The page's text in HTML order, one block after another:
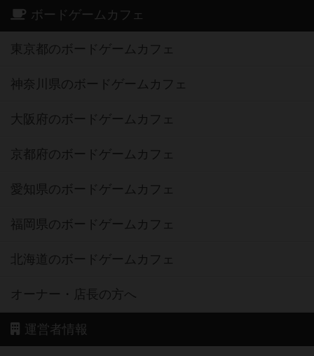
ボードゲームカフェ
東京都のボードゲームカフェ
神奈川県のボードゲームカフェ
大阪府のボードゲームカフェ
京都府のボードゲームカフェ
愛知県のボードゲームカフェ
福岡県のボードゲームカフェ
北海道のボードゲームカフェ
オーナー・店長の方へ
運営者情報